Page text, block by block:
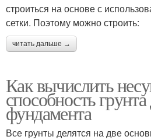
строиться на основе с
сетки. Поэтому можно строить:
читать дальше →
Как вычислить
способность
фундамента
Все грунты делятся на две